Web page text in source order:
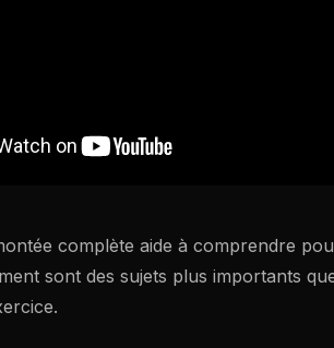
complète aide à comprendre
sont des sujets plus importants